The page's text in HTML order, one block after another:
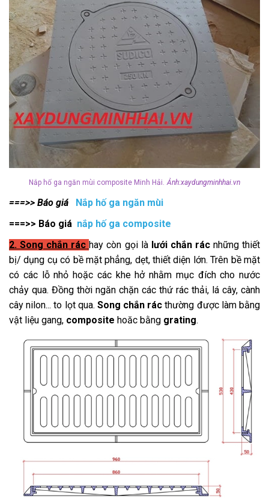
Nắp hố ga ngăn mùi composite Minh Hải. Ảnh:xaydungminhhai.vn
===>> Báo giá
Nắp hố ga ngăn mùi
===>> Báo giá nắp hố ga composite
2. Song chắn rác hay còn gọi làlưới chắn rác những thiết
bị/ dụng cụ có bề mặt phẳng, dẹt, thiết diện lớn. Trên bề mặt
có các lỗ nhỏ hoặc các khe hở nhằm mục đích cho nước
chảy qua. Đồng thời ngăn chặn các thứ rác thải, lá cây, cành
cây nilon... to lọt qua. Song chắn rác thường được làm bằng
vật liệu gang, composite hoăc bằng grating.